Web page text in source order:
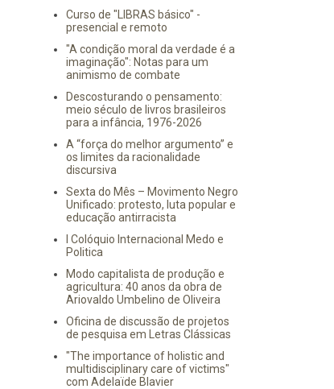
Curso de "LIBRAS básico" -
presencial e remoto
"A condição moral da verdade é a
imaginação": Notas para um
animismo de combate
Descosturando o pensamento:
meio século de livros brasileiros
para a infância, 1976-2026
A “força do melhor argumento” e
os limites da racionalidade
discursiva
Sexta do Mês – Movimento Negro
Unificado: protesto, luta popular e
educação antirracista
I Colóquio Internacional Medo e
Politica
Modo capitalista de produção e
agricultura: 40 anos da obra de
Ariovaldo Umbelino de Oliveira
Oficina de discussão de projetos
de pesquisa em Letras Clássicas
"The importance of holistic and
multidisciplinary care of victims"
com Adelaïde Blavier